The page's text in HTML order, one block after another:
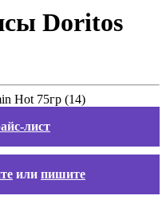
Doritos
лист
или пишите